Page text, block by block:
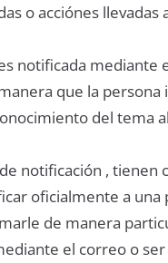
o acciónes
notificada mediante
que la
del tema
notificación , tienen
oficialmente a una
de manera
el correo o